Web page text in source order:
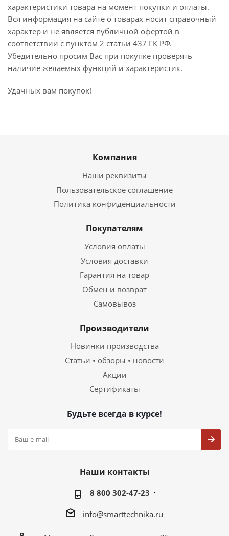
характеристики товара на момент покупки и оплаты.
Вся информация на сайте о товарах носит справочный
характер и не является публичной офертой в
соответствии с пунктом 2 статьи 437 ГК РФ.
Убедительно просим Вас при покупке проверять
наличие желаемых функций и характеристик.
Удачных вам покупок!
Компания
Наши реквизиты
Пользовательское соглашение
Политика конфиденциальности
Покупателям
Условия оплаты
Условия доставки
Гарантия на товар
Обмен и возврат
Самовывоз
Производители
Новинки производства
Статьи • обзоры • новости
Акции
Сертификаты
Будьте всегда в курсе!
Наши контакты
8 800 302-47-23
info@smarttechnika.ru